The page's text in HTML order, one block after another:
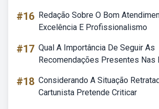
#16 Redação Sobre O Bom
Excelência E Profissionalismo
#17 Qual A Importância De Seguir As
Recomendações Presentes Nas
#18 Considerando A Situação
Cartunista Pretende Criticar